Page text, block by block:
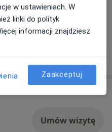
Umów wizytę
w ustawieniach. W
linki do polityk
informacji znajdziesz
Zaakceptuj